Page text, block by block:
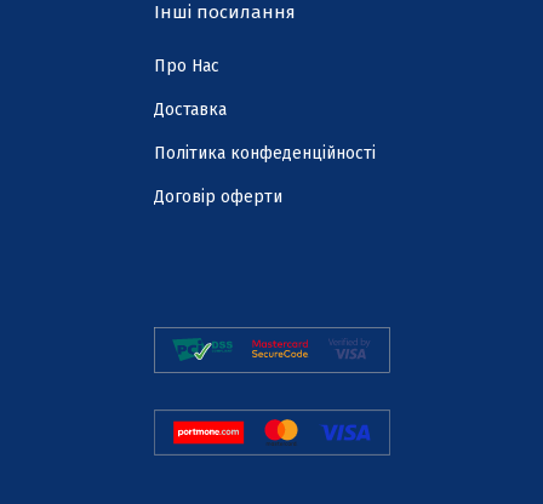
Інші посилання
Про Нас
Доставка
Політика конфеденційності
Договір оферти